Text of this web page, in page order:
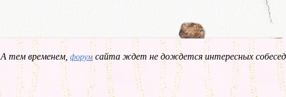
А тем временем, форум сайта ждет не дождется интересных